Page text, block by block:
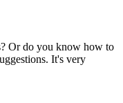
Or do you know how to
It's very